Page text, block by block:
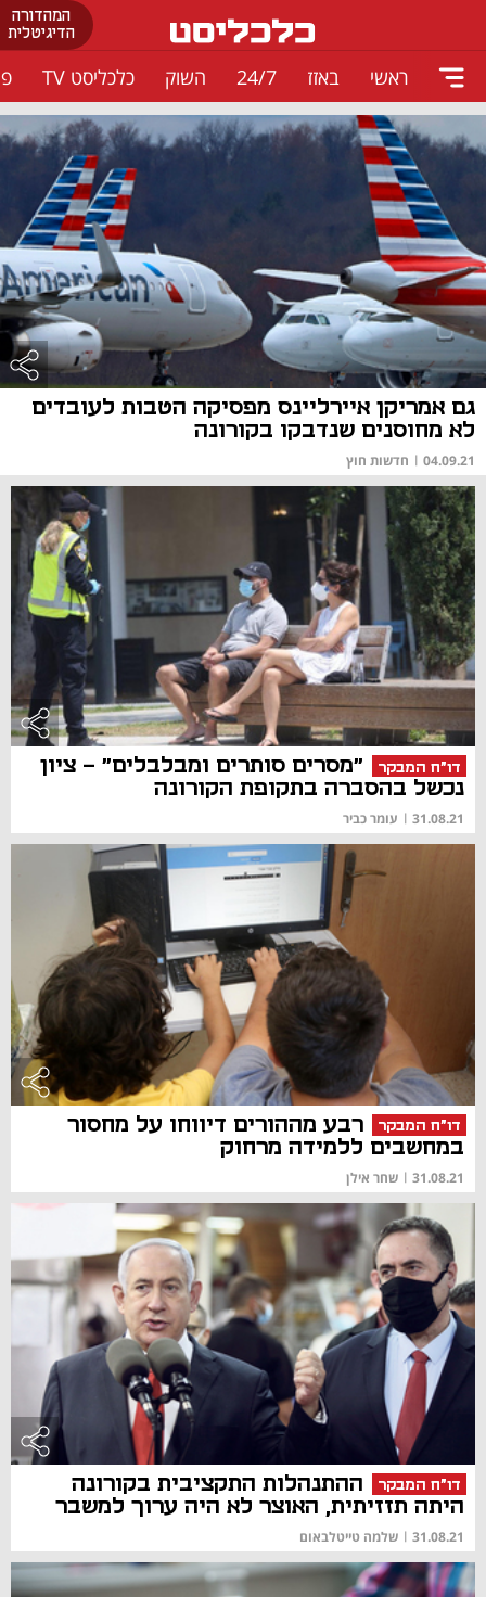
המהדורה
הדיגיטלית
ראשי באזז 24/7 השוק כלכליסט TV
גם אמריקן איירליינס מפסיקה הטבות לעובדים
לא מחוסנים שנדבקו בקורונה
04.09.21
| חדשות חוץ
דו"ח המבקר
"מסרים סותרים ומבלבלים" - ציון
נכשל בהסברה בתקופת הקורונה
31.08.21
| עומר כביר
דו"ח המבקר
רבע מההורים דיווחו על מחסור
במחשבים ללמידה מרחוק
31.08.21
| שחר אילן
דו"ח המבקר
ההתנהלות התקציבית בקורונה
היתה תזזיתית, האוצר לא היה ערוך למשבר
31.08.21
| שלמה טייטלבאום